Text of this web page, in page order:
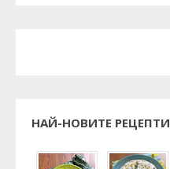
НАЙ-НОВИТЕ РЕЦЕПТИ